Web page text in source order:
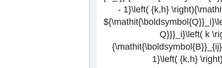
- 1}\left( {k,h}
Q}}}_i}\left( k
1}\left( {k,h}